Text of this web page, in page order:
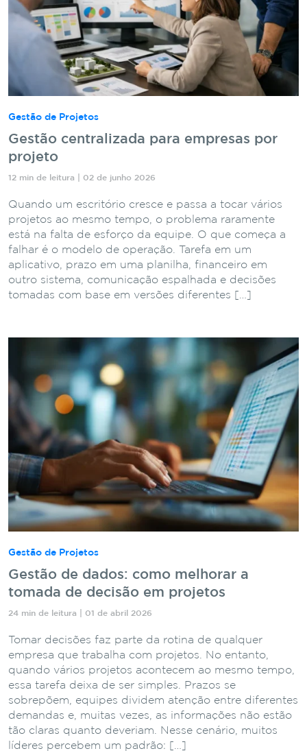
Gestão de Projetos
Gestão centralizada para empresas por
projeto
12 min de leitura | 02 de junho 2026
Quando um escritório cresce e passa a tocar vários
projetos ao mesmo tempo, o problema raramente
está na falta de esforço da equipe. O que começa a
falhar é o modelo de operação. Tarefa em um
aplicativo, prazo em uma planilha, financeiro em
outro sistema, comunicação espalhada e decisões
tomadas com base em versões diferentes […]
Gestão de Projetos
Gestão de dados: como melhorar a
tomada de decisão em projetos
24 min de leitura | 01 de abril 2026
Tomar decisões faz parte da rotina de qualquer
empresa que trabalha com projetos. No entanto,
quando vários projetos acontecem ao mesmo tempo,
essa tarefa deixa de ser simples. Prazos se
sobrepõem, equipes dividem atenção entre diferentes
demandas e, muitas vezes, as informações não estão
tão claras quanto deveriam. Nesse cenário, muitos
líderes percebem um padrão: […]